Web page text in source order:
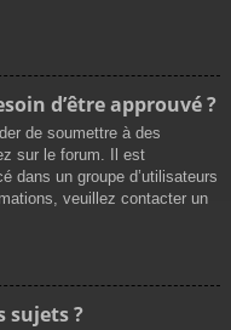
d’être approuvé ?
de soumettre à des
sur le forum. Il est
dans un groupe d’utilisateurs
veuillez contacter un
sujets ?